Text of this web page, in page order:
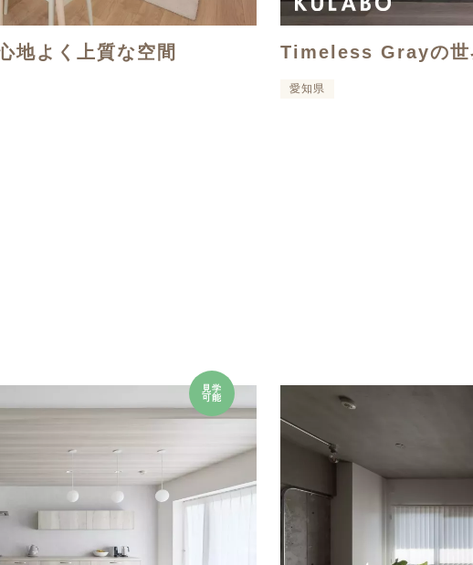
地よく上質な空間 Timeless Grayの世
愛知県
見学
可能